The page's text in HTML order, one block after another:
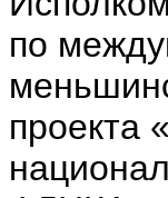
по
проекта